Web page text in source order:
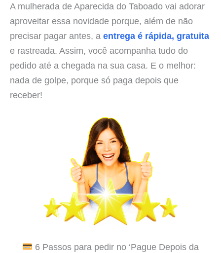
A mulherada de Aparecida do Taboado vai adorar
aproveitar essa novidade porque, além de não
precisar pagar antes, a entrega é rápida, gratuita
e rastreada. Assim, você acompanha tudo do
pedido até a chegada na sua casa. E o melhor:
nada de golpe, porque só paga depois que
receber!
6 Passos para pedir no ‘Pague Depois da